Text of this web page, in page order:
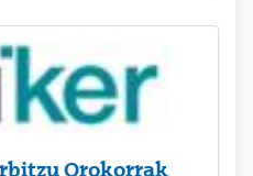
Orokorrak